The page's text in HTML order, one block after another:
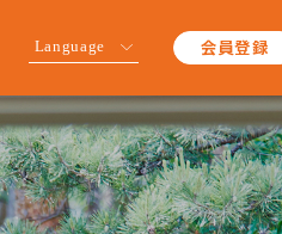
Language 会員登録